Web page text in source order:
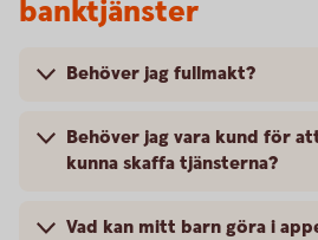
banktjänster
Behöver jag fullmakt?
Behöver jag vara kund för
kunna skaffa tjänsterna?
Vad kan mitt barn göra i